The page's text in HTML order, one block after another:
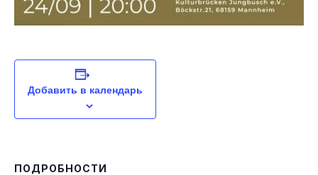
Добавить в календарь
ПОДРОБНОСТИ